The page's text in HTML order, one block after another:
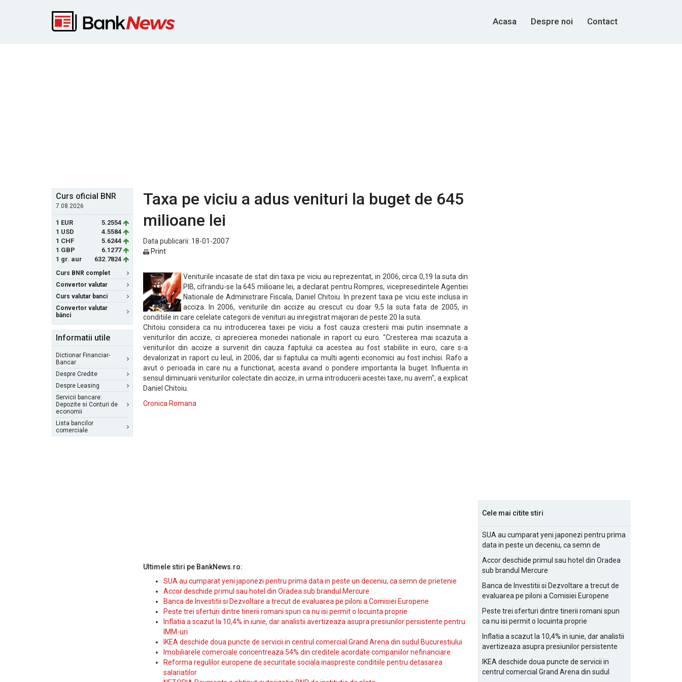
Acasa Despre noi Contact
Curs oficial BNR
7.08.2026
1 EUR
5.2554
1 USD
4.5584
1 CHF
5.6244
1 GBP
6.1277
1 gr. aur
632.7824
Curs BNR complet
Convertor valutar
Curs valutar banci
Convertor valutar
bănci
Informatii utile
Dictionar Financiar-
Bancar
Despre Credite
Despre Leasing
Servicii bancare:
Depozite si Conturi de
economii
Lista bancilor
comerciale
Taxa pe viciu a adus venituri la buget de 645
milioane lei
Data publicarii: 18-01-2007
Print
Veniturile incasate de stat din taxa pe viciu au reprezentat, in 2006, circa 0,19 la suta din
PIB, cifrandu-se la 645 milioane lei, a declarat pentru Rompres, vicepresedintele Agentiei
Nationale de Administrare Fiscala, Daniel Chitoiu. In prezent taxa pe viciu este inclusa in
acciza. In 2006, veniturile din accize au crescut cu doar 9,5 la suta fata de 2005, in
conditiile in care celelate categorii de venituri au inregistrat majorari de peste 20 la suta.
Chitoiu considera ca nu introducerea taxei pe viciu a fost cauza cresterii mai putin insemnate a
veniturilor din accize, ci aprecierea monedei nationale in raport cu euro. "Cresterea mai scazuta a
veniturilor din accize a survenit din cauza faptului ca acestea au fost stabilite in euro, care s-a
devalorizat in raport cu leul, in 2006, dar si faptului ca multi agenti economici au fost inchisi. Rafo a
avut o perioada in care nu a functionat, acesta avand o pondere importanta la buget. Influenta in
sensul diminuarii veniturilor colectate din accize, in urma introducerii acestei taxe, nu avem", a explicat
Daniel Chitoiu.
Cronica Romana
Ultimele stiri pe BankNews.ro:
SUA au cumparat yeni japonezi pentru prima data in peste un deceniu, ca semn de prietenie
Accor deschide primul sau hotel din Oradea sub brandul Mercure
Banca de Investitii si Dezvoltare a trecut de evaluarea pe piloni a Comisiei Europene
Peste trei sferturi dintre tinerii romani spun ca nu isi permit o locuinta proprie
Inflatia a scazut la 10,4% in iunie, dar analistii avertizeaza asupra presiunilor persistente pentru
IMM-uri
IKEA deschide doua puncte de servicii in centrul comercial Grand Arena din sudul Bucurestiului
Imobiliarele comerciale concentreaza 54% din creditele acordate companiilor nefinanciare
Reforma regulilor europene de securitate sociala inaspreste conditiile pentru detasarea
salariatilor
Cele mai citite stiri
SUA au cumparat yeni japonezi pentru prima
data in peste un deceniu, ca semn de
Accor deschide primul sau hotel din Oradea
sub brandul Mercure
Banca de Investitii si Dezvoltare a trecut de
evaluarea pe piloni a Comisiei Europene
Peste trei sferturi dintre tinerii romani spun
ca nu isi permit o locuinta proprie
Inflatia a scazut la 10,4% in iunie, dar analistii
avertizeaza asupra presiunilor persistente
IKEA deschide doua puncte de servicii in
centrul comercial Grand Arena din sudul